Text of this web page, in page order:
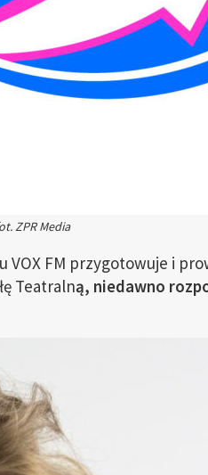
ZPR Media
VOX FM przygotowuje i
Teatralną, niedawno